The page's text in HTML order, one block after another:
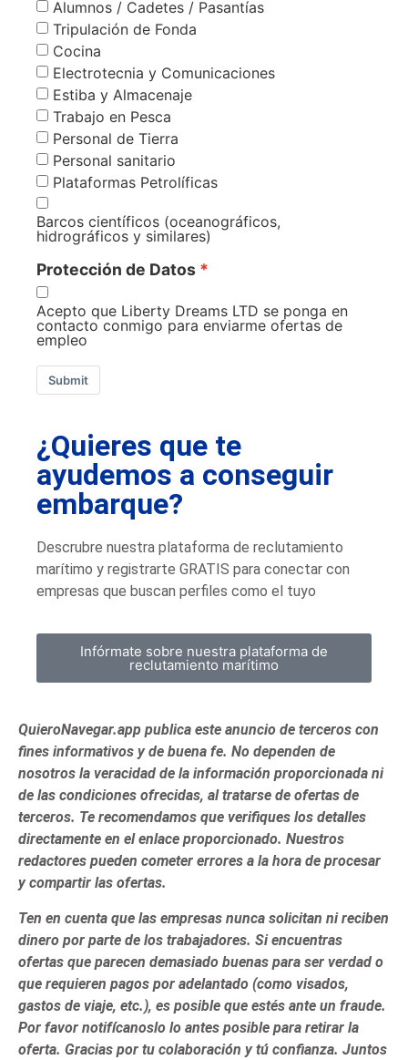
Alumnos / Cadetes / Pasantías
Tripulación de Fonda
Cocina
Electrotecnia y Comunicaciones
Estiba y Almacenaje
Trabajo en Pesca
Personal de Tierra
Personal sanitario
Plataformas Petrolíficas
Barcos científicos (oceanográficos,
hidrográficos y similares)
Protección de Datos
Acepto que Liberty Dreams LTD se ponga en
contacto conmigo para enviarme ofertas de
empleo
Submit
¿Quieres que te
ayudemos a conseguir
embarque?
Descrubre nuestra plataforma de reclutamiento
marítimo y registrarte GRATIS para conectar con
empresas que buscan perfiles como el tuyo
Infórmate sobre nuestra plataforma de
reclutamiento marítimo
QuieroNavegar.app publica este anuncio de terceros con
fines informativos y de buena fe. No dependen de
nosotros la veracidad de la información proporcionada ni
de las condiciones ofrecidas, al tratarse de ofertas de
terceros. Te recomendamos que verifiques los detalles
directamente en el enlace proporcionado. Nuestros
redactores pueden cometer errores a la hora de procesar
y compartir las ofertas.
Ten en cuenta que las empresas nunca solicitan ni reciben
dinero por parte de los trabajadores. Si encuentras
ofertas que parecen demasiado buenas para ser verdad o
que requieren pagos por adelantado (como visados,
gastos de viaje, etc.), es posible que estés ante un fraude.
Por favor notifícanoslo lo antes posible para retirar la
oferta. Gracias por tu colaboración y tú confianza. Juntos